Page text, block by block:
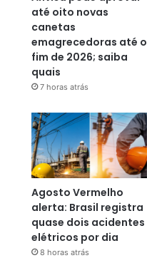
até oito novas
canetas
emagrecedoras até o
fim de 2026; saiba
quais
7 horas atrás
Agosto Vermelho
alerta: Brasil registra
quase dois acidentes
elétricos por dia
8 horas atrás